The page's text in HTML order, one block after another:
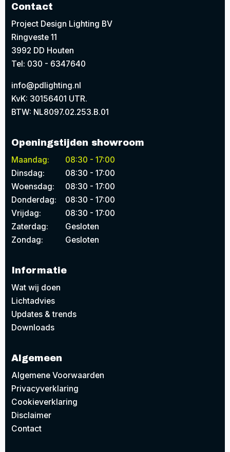
Contact
Project Design Lighting BV
Ringveste 11
3992 DD Houten
Tel: 030 - 6347640
info@pdlighting.nl
KvK: 30156401 UTR.
BTW: NL8097.02.253.B.01
Openingstijden showroom
Maandag:
08:30 - 17:00
Dinsdag:
08:30 - 17:00
Woensdag:
08:30 - 17:00
Donderdag:
08:30 - 17:00
Vrijdag:
08:30 - 17:00
Zaterdag:
Gesloten
Zondag:
Gesloten
Informatie
Wat wij doen
Lichtadvies
Updates & trends
Downloads
Algemeen
Algemene Voorwaarden
Privacyverklaring
Cookieverklaring
Disclaimer
Contact